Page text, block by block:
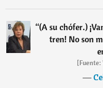
“(A su chófer.)
tren! No son
[Fuente:
―